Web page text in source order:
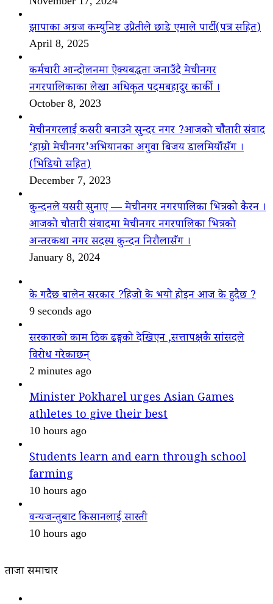
झापाका अग्रज कम्युनिष्ट उप्रेतीले छाडे एमाले पार्टी(पत्र सहित)
April 8, 2025
कर्मचारी आन्दोलनमा ऐक्यबद्धता जनाउँदै मेचीनगर
नगरपालिकाका लेखा अधिकृत पदमबहादुर कार्की ।
October 8, 2023
मेचीनगरलाई कसरी बनाउने सुन्दर नगर ?आजको चौैतारी संवाद
‘हाम्रो मेचीनगर’अभियानका अगुवा बिजय डालमियाँसँग ।
(भिडियो सहित)
December 7, 2023
कुन्दनले यसरी सुनाए — मेचीनगर नगरपालिका भित्रको कैरन ।
आजको चौतारी संवादमा मेचीनगर नगरपालिका भित्रको
अन्तरकथा नगर सदस्य कुन्दन निरौलासँग ।
January 8, 2024
के गदैैछ बालेन सरकार ?हिजो के भयो होइन आज के हुदैछ ?
9 seconds ago
सरकारको काम ठिक ढङ्गको देखिएन ,सत्तापक्षकै सांसदले
विरोध गरेकाछन्
2 minutes ago
Minister Pokharel urges Asian Games
athletes to give their best
10 hours ago
Students learn and earn through school
farming
10 hours ago
वन्यजन्तुबाट किसानलाई सास्ती
10 hours ago
ताजा समाचार